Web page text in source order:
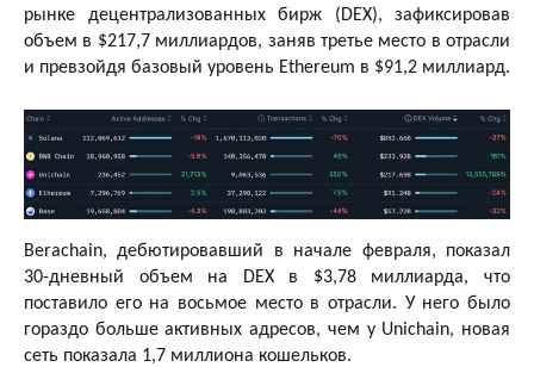
рынке децентрализованных бирж (DEX), зафиксировав
объем в $217,7 миллиардов, заняв третье место в отрасли
и превзойдя базовый уровень Ethereum в $91,2 миллиард.
Berachain, дебютировавший в начале февраля, показал
30-дневный объем на DEX в $3,78 миллиарда, что
поставило его на восьмое место в отрасли. У него было
гораздо больше активных адресов, чем у Unichain, новая
сеть показала 1,7 миллиона кошельков.